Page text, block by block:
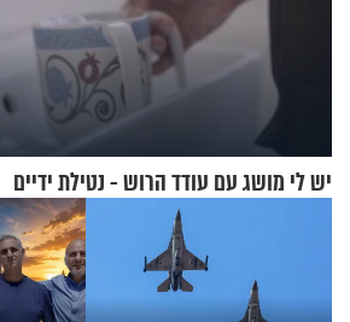
יש לי מושג עם עודד הרוש - נטילת ידיים